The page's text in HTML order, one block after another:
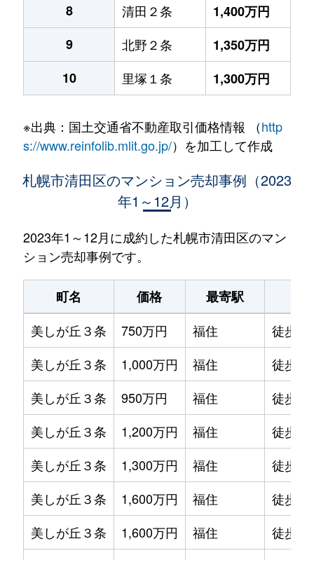
8
清田２条
1,400万円
9
北野２条
1,350万円
10
里塚１条 1,300万円
※出典：国土交通省不動産取引価格情報 （http
s://www.reinfolib.mlit.go.jp/）を加工して作成
札幌市清田区のマンション売却事例（2023
年1～12月）
2023年1～12月に成約した札幌市清田区のマン
ション売却事例です。
町名 価格 最寄駅
美しが丘３条
750万円 福住
徒歩1
美しが丘３条
1,000万円 福住
徒歩1
美しが丘３条
950万円 福住
徒歩1
美しが丘３条
1,200万円 福住
徒歩1
美しが丘３条
1,300万円 福住
徒歩1
美しが丘３条
1,600万円 福住
徒歩1
美しが丘３条
1,600万円 福住
徒歩1